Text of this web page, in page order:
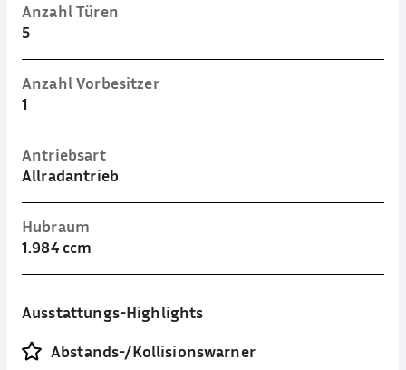
Anzahl Türen
5
Anzahl Vorbesitzer
1
Antriebsart
Allradantrieb
Hubraum
1.984 ccm
Ausstattungs-Highlights
Abstands-/Kollisionswarner